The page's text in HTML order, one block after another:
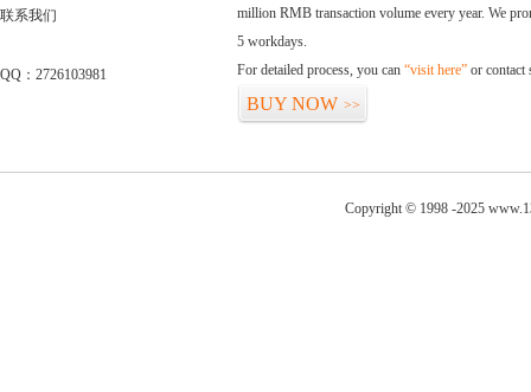
联系我们
QQ：2726103981
million RMB transaction volume every year. We
5 workdays.
For detailed process, you can “visit here” or contact
BUY NOW >>
Copyright © 1998 -2025